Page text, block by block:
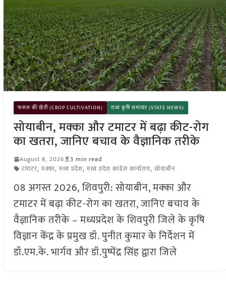
फसल की खेती (CROP CULTIVATION) राज्य कृषि समाचार (STATE NEWS)
सोयाबीन, मक्का और टमाटर में बढ़ा कीट-रोग
का खतरा, जानिए बचाव के वैज्ञानिक तरीके
August 8, 2026
3 min read
टमाटर, मक्का, मध्य प्रदेश, मध्य प्रदेश कांग्रेस कार्यालय, सोयाबीन
08 अगस्त 2026, शिवपुरी: सोयाबीन, मक्का और
टमाटर में बढ़ा कीट-रोग का खतरा, जानिए बचाव के
वैज्ञानिक तरीके – मध्यप्रदेश के शिवपुरी जिले के कृषि
विज्ञान केंद्र के प्रमुख डॉ. पुनीत कुमार के निर्देशन में
डॉ.एम.के. भार्गव और डॉ.पुष्पेंद्र सिंह द्वारा जिले